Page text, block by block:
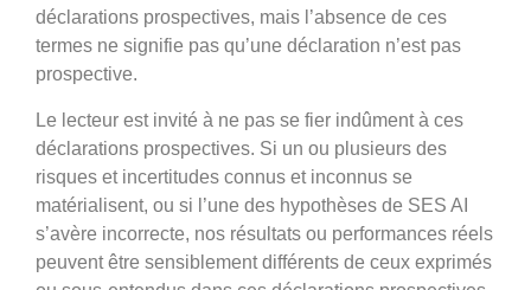
déclarations prospectives, mais l’absence de ces
termes ne signifie pas qu’une déclaration n’est pas
prospective.
Le lecteur est invité à ne pas se fier indûment à ces
déclarations prospectives. Si un ou plusieurs des
risques et incertitudes connus et inconnus se
matérialisent, ou si l’une des hypothèses de SES AI
s’avère incorrecte, nos résultats ou performances réels
peuvent être sensiblement différents de ceux exprimés